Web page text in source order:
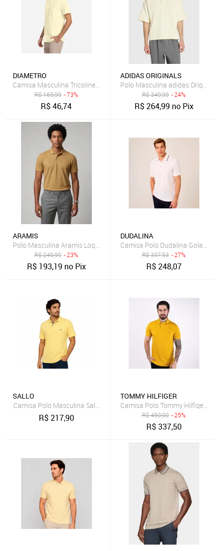
DIAMETRO
Camisa Masculina Tricoline Diametro Amarelo
R$169,99 - 73%
R$46,74
ADIDAS ORIGINALS
Polo Masculina adidas Originals
R$349,99 - 24%
R$264,99 no Pix
ARAMIS
Polo Masculina Aramis Logo Mostarda
R$249,90 - 23%
R$ 193,19 no Pix
DUDALINA
Camisa Polo Dudalina Gola
R$337,53 - 27%
R$248,07
SALLO
Camisa Polo Masculina Sallo Slim Fit Pérgula Amarela 0084 -
R$217,90
TOMMY HILFIGER
Camisa Polo Tommy
R$450,00 - 25%
R$337,50